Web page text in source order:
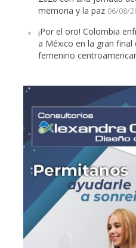
memoria y la paz 06/08/
¡Por el oro! Colombia
a México en la gran final
femenino